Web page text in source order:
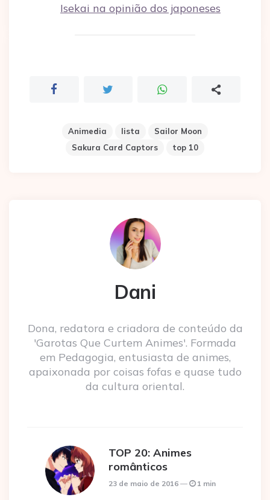
Isekai na opinião dos japoneses
Animedia lista
Sailor Moon
Sakura Card Captors
top 10
Dani
Dona, redatora e criadora de conteúdo da
'Garotas Que Curtem Animes'. Formada
em Pedagogia, entusiasta de animes,
apaixonada por coisas fofas e quase tudo
da cultura oriental.
TOP 20: Animes
românticos
23 de maio de 2016 1 min